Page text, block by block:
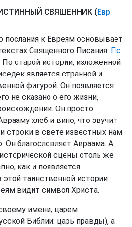
СВЯЩЕННИК (Евр
послания к Евреям основывает
Священного Писания: Пс
По старой истории, изложенной
является странной и
фигурой. Он появляется
не сказано о его жизни,
Он просто
хлеб и вино, что звучит
строки в свете известных нам
Он благословляет Авраама. А
сцены столь же
как и появляется.
этой таинственной истории
видит символ Христа.
имени, царем
Библии: царь правды), а